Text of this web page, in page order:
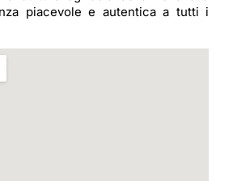
piacevole e autentica a tutti i